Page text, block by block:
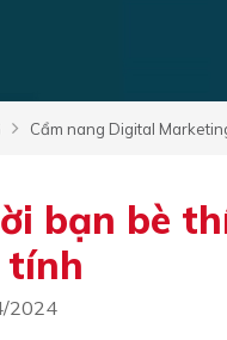
Cẩm nang Digital
bạn bè
tính
2024